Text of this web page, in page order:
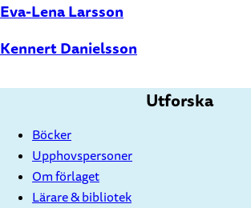
Eva-Lena Larsson
Kennert Danielsson
Utforska
Böcker
Upphovspersoner
Om förlaget
Lärare & bibliotek